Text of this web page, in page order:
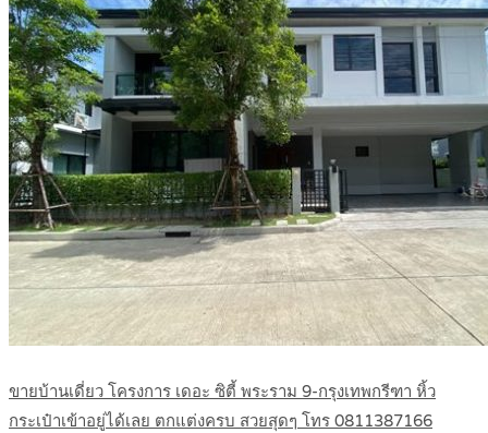
ขายบ้านเดี่ยว โครงการ เดอะ ซิตี้ พระราม 9-กรุงเทพกรีฑา หิ้ว
กระเป๋าเข้าอยู่ได้เลย ตกแต่งครบ สวยสุดๆ โทร 0811387166